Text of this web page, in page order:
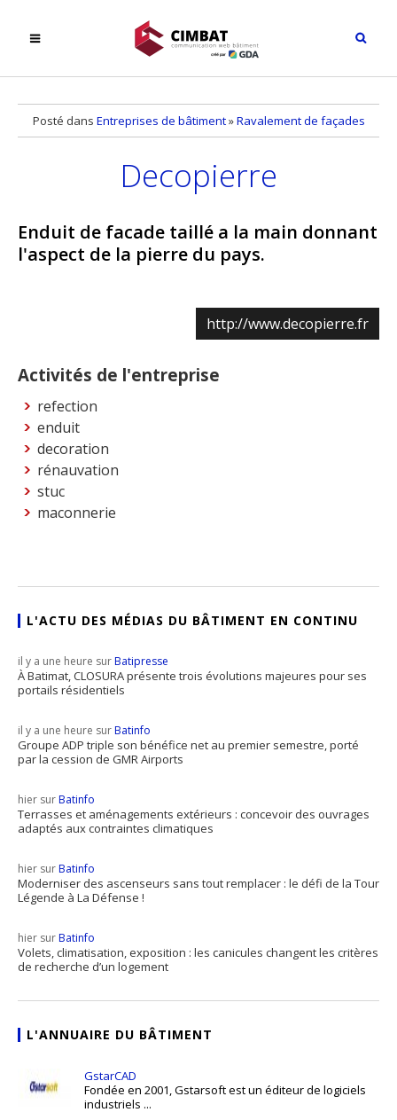
Posté dans Entreprises de bâtiment»Ravalement de façades
Decopierre
Enduit de facade taillé a la main donnant
l'aspect de la pierre du pays.
http://www.decopierre.fr
Activités de l'entreprise
refection
enduit
decoration
rénauvation
stuc
maconnerie
L'ACTU DES MÉDIAS DU BÂTIMENT EN CONTINU
il y a une heure surBatipresse
À Batimat, CLOSURA présente trois évolutions majeures pour ses
portails résidentiels
il y a une heure surBatinfo
Groupe ADP triple son bénéfice net au premier semestre, porté
par la cession de GMR Airports
hier surBatinfo
Terrasses et aménagements extérieurs : concevoir des ouvrages
adaptés aux contraintes climatiques
hier surBatinfo
Moderniser des ascenseurs sans tout remplacer : le défi de la Tour
Légende à La Défense !
hier surBatinfo
Volets, climatisation, exposition : les canicules changent les critères
de recherche d’un logement
L'ANNUAIRE DU BÂTIMENT
GstarCAD
Fondée en 2001, Gstarsoft est un éditeur de logiciels
industriels ...